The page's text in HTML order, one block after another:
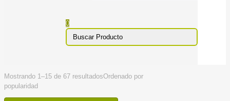
0
Mostrando 1–15 de 67 resultadosOrdenado por
popularidad